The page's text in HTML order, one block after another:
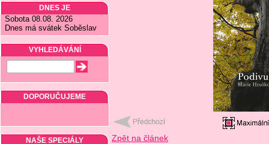
DNES JE
Sobota 08.08. 2026
Dnes má svátek Soběslav
VYHLEDÁVÁNÍ
DOPORUČUJEME
NAŠE SPECIÁLY Zpět na článek